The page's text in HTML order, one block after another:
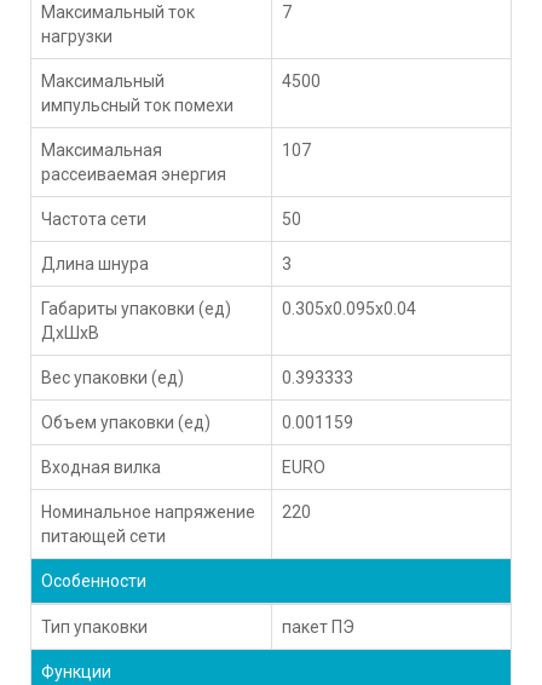
Максимальный ток
нагрузки
7
Максимальный
импульсный ток помехи
4500
Максимальная
рассеиваемая энергия
107
Частота сети 50
Длина шнура 3
Габариты упаковки (ед)
ДхШхВ
0.305x0.095x0.04
Вес упаковки (ед) 0.393333
Объем упаковки (ед) 0.001159
Входная вилка EURO
Номинальное напряжение
питающей сети
220
Особенности
Тип упаковки пакет ПЭ
Функции